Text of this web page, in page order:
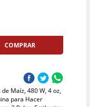
COMPRAR
Maíz, 480 W, 4 oz,
para Hacer